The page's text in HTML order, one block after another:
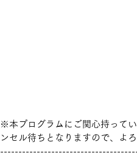
※本プログラムにご関心持って
ンセル待ちとなりますので、よ